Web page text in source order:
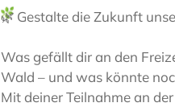
🌿 Gestalte die Zukunft
Was gefällt dir an den
Wald – und was könnte
Mit deiner Teilnahme an